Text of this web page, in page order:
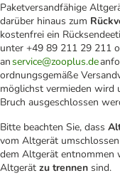
Paketversandfähige
darüber hinaus zum
kostenfrei ein
unter +49 89 211 29 211
anservice@zooplus.de
ordnungsgemäße
möglichst vermieden wird
Bruch ausgeschlossen
Bitte beachten Sie, dass
vom Altgerät
dem Altgerät entnommen
Altgerät zu trennen sind.